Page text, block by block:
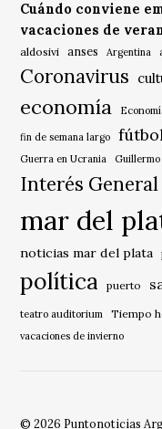
Cuándo conviene
vacaciones de
aldosivi anses Argentina
Coronavirus
economía
fin de semana largo
Guerra en Ucrania
Interés General
mar del
noticias mar del plata
política puerto
teatro auditorium Tiempo
vacaciones de invierno
© 2026 Puntonoticias